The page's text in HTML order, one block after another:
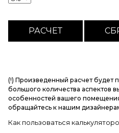
(!) Произведенный расчет будет
большого количества аспектов
особенностей вашего
обращайтесь к нашим
Как пользоваться